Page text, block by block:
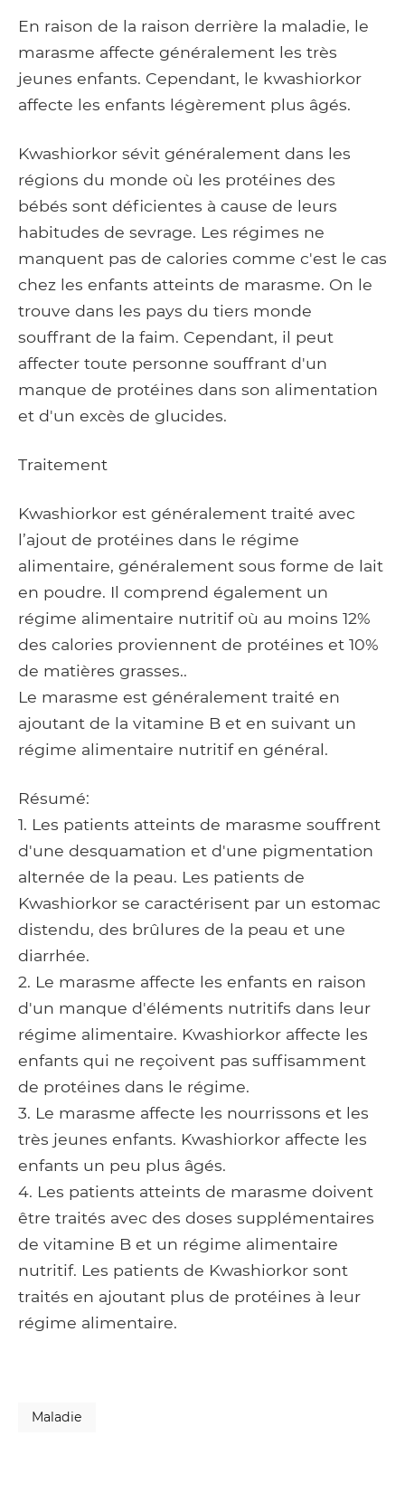
En raison de la raison derrière la maladie, le
marasme affecte généralement les très
jeunes enfants. Cependant, le kwashiorkor
affecte les enfants légèrement plus âgés.
Kwashiorkor sévit généralement dans les
régions du monde où les protéines des
bébés sont déficientes à cause de leurs
habitudes de sevrage. Les régimes ne
manquent pas de calories comme c'est le cas
chez les enfants atteints de marasme. On le
trouve dans les pays du tiers monde
souffrant de la faim. Cependant, il peut
affecter toute personne souffrant d'un
manque de protéines dans son alimentation
et d'un excès de glucides.
Traitement
Kwashiorkor est généralement traité avec
l’ajout de protéines dans le régime
alimentaire, généralement sous forme de lait
en poudre. Il comprend également un
régime alimentaire nutritif où au moins 12%
des calories proviennent de protéines et 10%
de matières grasses..
Le marasme est généralement traité en
ajoutant de la vitamine B et en suivant un
régime alimentaire nutritif en général.
Résumé:
1. Les patients atteints de marasme souffrent
d'une desquamation et d'une pigmentation
alternée de la peau. Les patients de
Kwashiorkor se caractérisent par un estomac
distendu, des brûlures de la peau et une
diarrhée.
2. Le marasme affecte les enfants en raison
d'un manque d'éléments nutritifs dans leur
régime alimentaire. Kwashiorkor affecte les
enfants qui ne reçoivent pas suffisamment
de protéines dans le régime.
3. Le marasme affecte les nourrissons et les
très jeunes enfants. Kwashiorkor affecte les
enfants un peu plus âgés.
4. Les patients atteints de marasme doivent
être traités avec des doses supplémentaires
de vitamine B et un régime alimentaire
nutritif. Les patients de Kwashiorkor sont
traités en ajoutant plus de protéines à leur
régime alimentaire.
Maladie